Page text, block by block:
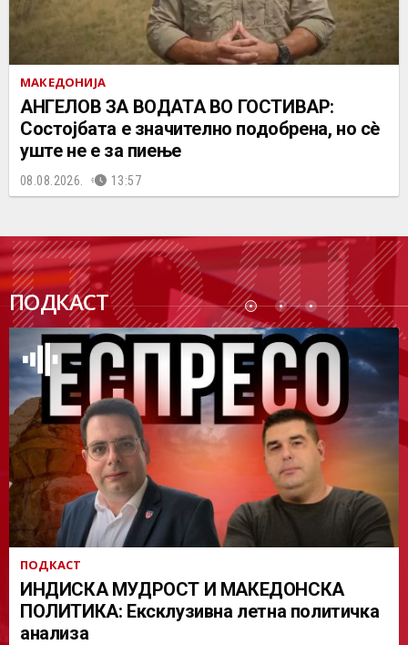
МАКЕДОНИЈА
АНГЕЛОВ ЗА ВОДАТА ВО ГОСТИВАР:
Состојбата е значително подобрена, но сè
уште не е за пиење
08.08.2026. 13:57
ПОДКАСТ
ПОДК
АСТ
ПОДКАСТ
ИНДИСКА МУДРОСТ И МАКЕДОНСКА
ПОЛИТИКА: Ексклузивна летна политичка
анализа